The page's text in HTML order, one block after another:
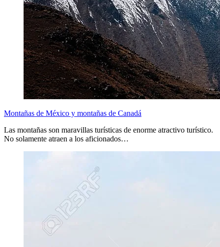
Montañas de México y montañas de Canadá
Las montañas son maravillas turísticas de enorme atractivo turístico.
No solamente atraen a los aficionados…